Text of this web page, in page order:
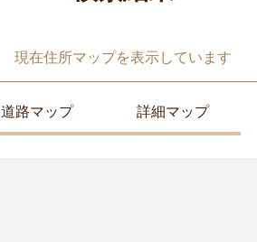
現在住所マップを表示しています
道路マップ 詳細マップ